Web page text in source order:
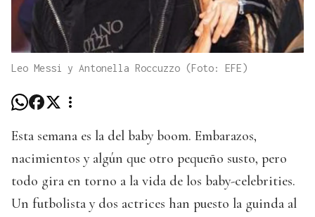
Leo Messi y Antonella Roccuzzo (Foto: EFE)
Esta semana es la del baby boom. Embarazos,
nacimientos y algún que otro pequeño susto, pero
todo gira en torno a la vida de los baby-celebrities.
Un futbolista y dos actrices han puesto la guinda al